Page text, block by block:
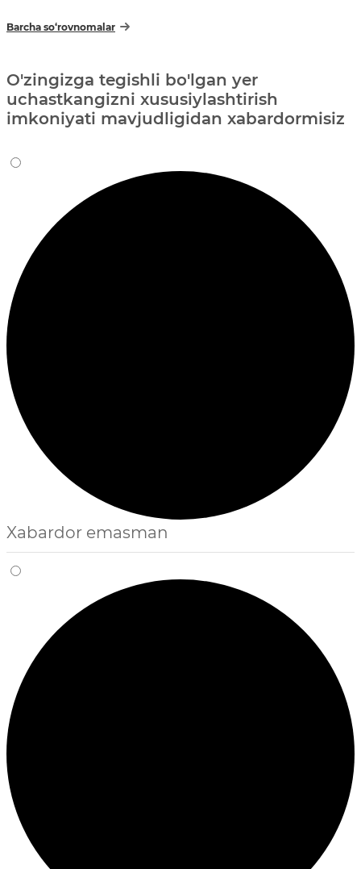
Barcha so‘rovnomalar
O'zingizga tegishli bo'lgan yer
uchastkangizni xususiylashtirish
imkoniyati mavjudligidan xabardormisiz
Xabardor emasman